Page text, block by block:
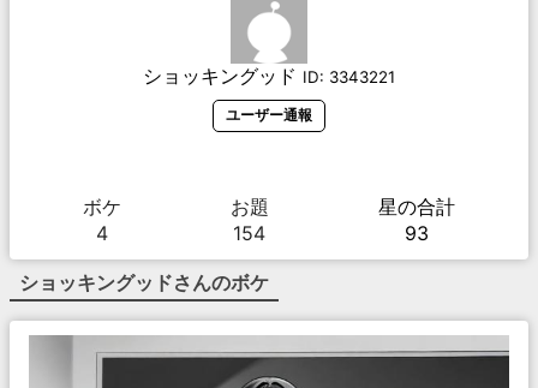
ショッキングッド ID: 3343221
ユーザー通報
ボケ
4
お題
154
星の合計
93
ショッキングッドさんのボケ